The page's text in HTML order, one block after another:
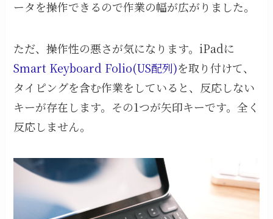
ータを操作できるので作業の幅が広がりました。
ただ、操作性の悪さが気になります。iPadに
Smart Keyboard Folio(US配列)を取り付けて、
タイピングを含む作業をしていると、反応しない
キーが存在します。その1つが矢印キーです。全く
反応しません。